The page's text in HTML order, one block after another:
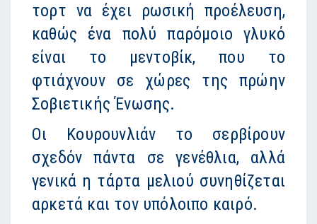
τορτ να έχει ρωσική προέλευση,
καθώς ένα πολύ παρόμοιο γλυκό
είναι το μεντοβίκ, που το
φτιάχνουν σε χώρες της πρώην
Σοβιετικής Ένωσης.
Οι Κουρουνλιάν το σερβίρουν
σχεδόν πάντα σε γενέθλια, αλλά
γενικά η τάρτα μελιού συνηθίζεται
αρκετά και τον υπόλοιπο καιρό.